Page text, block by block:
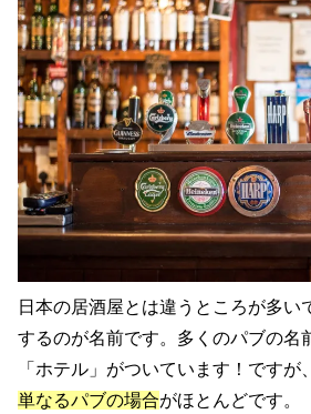
日本の居酒屋とは違うところが多い
するのが名前です。多くのパブの名
「ホテル」がついています！ですが
単なるパブの場合がほとんどです。